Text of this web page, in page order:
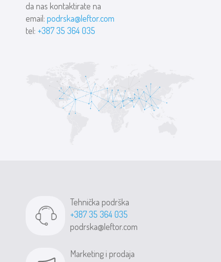
da nas kontaktirate na
email:podrska@leftor.com
tel: +387 35 364 035
Tehnička podrška
+387 35 364 035
podrska@leftor.com
Marketing i prodaja